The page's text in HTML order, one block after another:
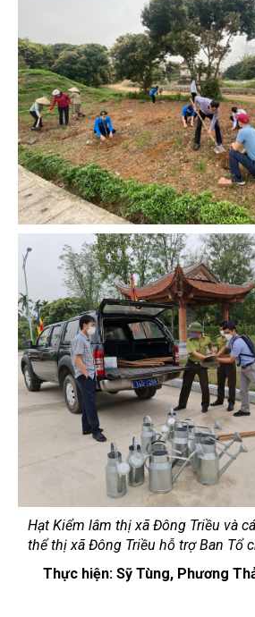
Hạt Kiểm lâm thị xã Đông Triều và
thể thị xã Đông Triều hỗ trợ Ban Tổ
Thực hiện: Sỹ Tùng, Phương